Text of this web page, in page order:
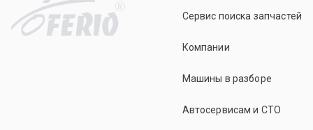
R
Сервис поиска запчастей
Компании
Машины в разборе
Автосервисам и СТО